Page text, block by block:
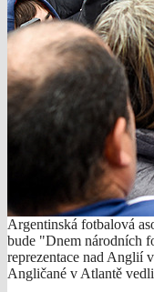
Argentinská fotbalová
bude "Dnem národních
reprezentace nad Anglií
Angličané v Atlantě